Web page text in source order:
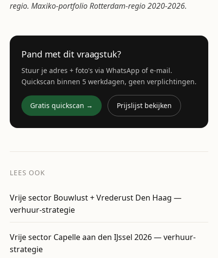
regio. Maxiko-portfolio Rotterdam-regio 2020-2026.
Pand met dit vraagstuk?
Stuur je adres + foto's via WhatsApp of e-mail.
Quickscan binnen 5 werkdagen, geen verplichtingen.
Gratis quickscan → Prijslijst bekijken
LEES OOK
Vrije sector Bouwlust + Vrederust Den Haag —
verhuur-strategie
Vrije sector Capelle aan den IJssel 2026 — verhuur-
strategie